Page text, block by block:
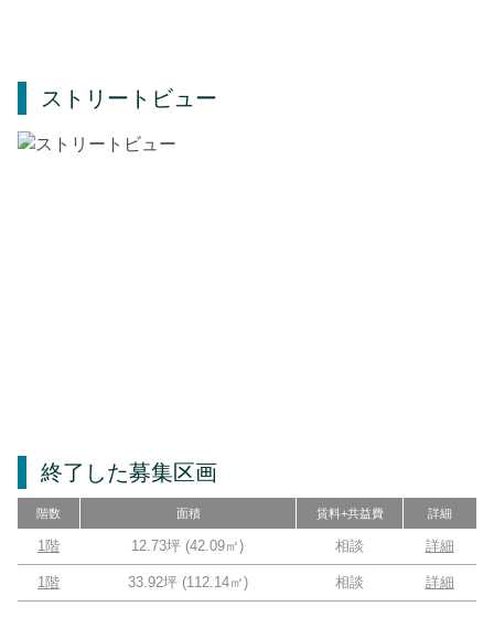
ストリートビュー
終了した募集区画
階数 面積 賃料+共益費 詳細
1階 12.73坪 (42.09㎡) 相談 詳細
1階 33.92坪 (112.14㎡) 相談 詳細